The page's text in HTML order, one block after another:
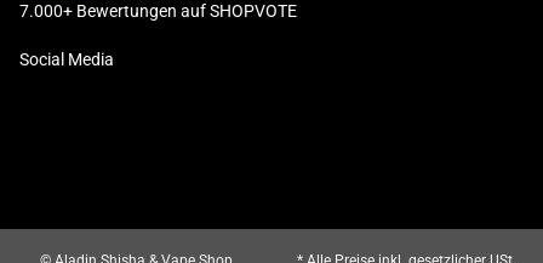
7.000+ Bewertungen auf SHOPVOTE
Social Media